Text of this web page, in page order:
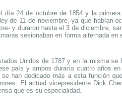
día 24 de octubre de 1854 y la
de 11 de noviembre, ya que habían
y duraron hasta el 3 de diciembre,
sesionaban en forma alternada
Unidos de 1787 y en la misma
país y ambos duraría cuatro años
han dedicado más a esta función
El actual vicepresidente Dick
que es su especialidad.